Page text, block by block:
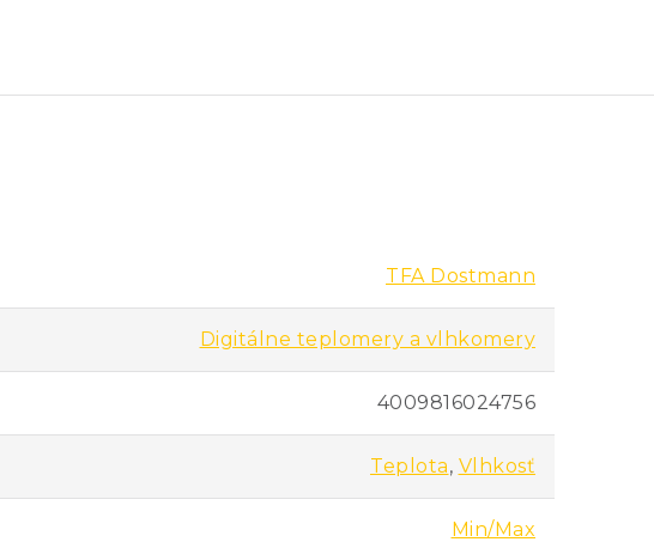
TFA Dostmann
Digitálne teplomery a vlhkomery
4009816024756
Teplota, Vlhkosť
Min/Max